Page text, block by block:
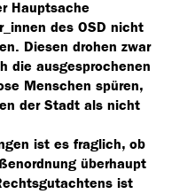
Hauptsache
des OSD nicht
Diesen drohen zwar
die ausgesprochenen
Menschen spüren,
der Stadt als nicht
ist es fraglich, ob
überhaupt
ist